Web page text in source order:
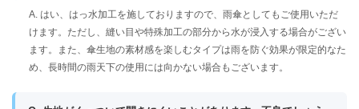
A. はい、はっ水加工を施しておりますので、雨傘としてもご使用いただ
けます。ただし、縫い目や特殊加工の部分から水が浸入する場合がござい
ます。また、傘生地の素材感を楽しむタイプは雨を防ぐ効果が限定的なた
め、長時間の雨天下の使用には向かない場合もございます。